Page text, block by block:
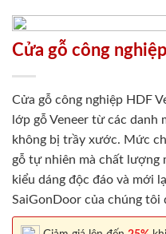
Cửa gỗ công
Cửa gỗ công nghiệp HDF
lớp gỗ Veneer từ các danh
không bị trầy xước. Mức
gỗ tự nhiên mà chất lượng
kiểu dáng độc đáo và mới
SaiGonDoor của chúng